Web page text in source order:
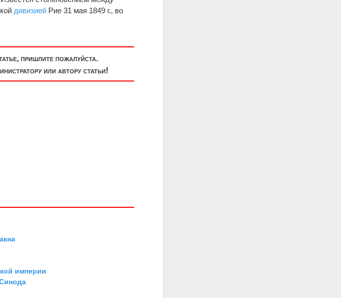
дивизией Рие 31 мая 1849 г., во
пришлите пожалуйста.
или автору статьи!
империи